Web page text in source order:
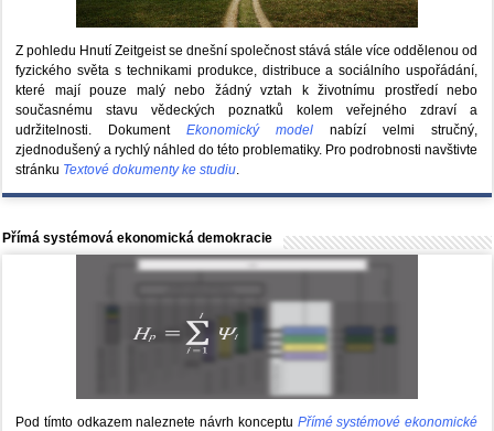
Z pohledu Hnutí Zeitgeist se dnešní společnost stává stále více oddělenou od
fyzického světa s technikami produkce, distribuce a sociálního uspořádání,
které mají pouze malý nebo žádný vztah k životnímu prostředí nebo
současnému stavu vědeckých poznatků kolem veřejného zdraví a
udržitelnosti. DokumentEkonomický model nabízí velmi stručný,
zjednodušený a rychlý náhled do této problematiky. Pro podrobnosti navštivte
stránku Textové dokumenty ke studiu.
Přímá systémová ekonomická demokracie
Pod tímto odkazem naleznete návrh konceptu Přímé systémové ekonomické